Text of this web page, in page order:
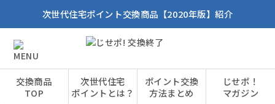
次世代住宅ポイント交換商品【2020年版】紹介
交換商品
TOP
次世代住宅
ポイントとは？
ポイント交換
方法まとめ
じせポ！
マガジン